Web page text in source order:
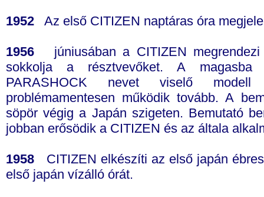
1952 Az első CITIZEN naptáras óra
1956 júniusában a CITIZEN megrendezi
sokkolja a résztvevőket. A magasba
PARASHOCK nevet viselő
problémamentesen működik tovább. A
söpör végig a Japán szigeten. Bemutató
jobban erősödik a CITIZEN és az általa
1958 CITIZEN elkészíti az első japán
első japán vízálló órát.